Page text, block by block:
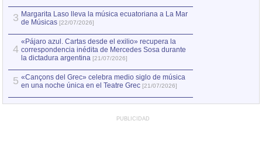
3 Margarita Laso lleva la música ecuatoriana a La Mar
de Músicas [22/07/2026]
4
«Pájaro azul. Cartas desde el exilio» recupera la
correspondencia inédita de Mercedes Sosa durante
la dictadura argentina [21/07/2026]
5 «Cançons del Grec» celebra medio siglo de música
en una noche única en el Teatre Grec [21/07/2026]
PUBLICIDAD